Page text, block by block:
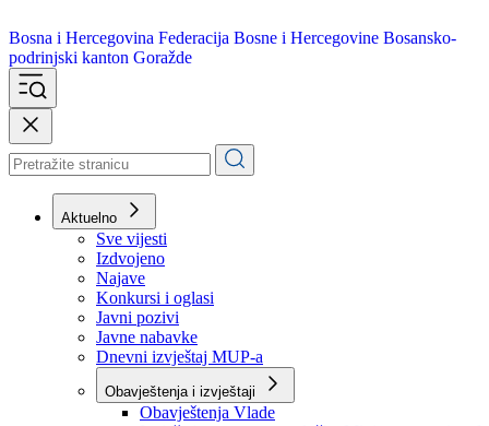
Bosna i Hercegovina
podrinjski kanton Goražde
Aktuelno
Sve vijesti
Izdvojeno
Najave
Konkursi i oglasi
Javni pozivi
Javne nabavke
Dnevni izvještaj MUP-a